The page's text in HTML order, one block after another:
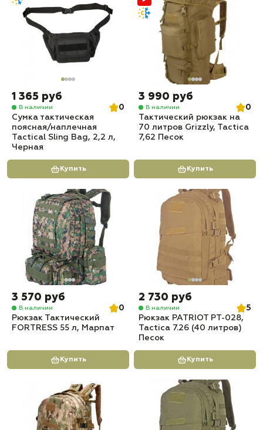
1 365 руб
В наличии
0
Сумка тактическая
поясная/наплечная
Tactical Sling Bag, 2,2 л,
Черная
Купить
3 990 руб
В наличии
0
Тактический рюкзак на
70 литров Grizzly, Tactica
7,62 Песок
Купить
3 570 руб
В наличии
0
Рюкзак Тактический
FORTRESS 55 л, Марпат
Купить
2 730 руб
В наличии
5
Рюкзак PATRIOT РТ-028,
Tactica 7.26 (40 литров)
Песок
Купить